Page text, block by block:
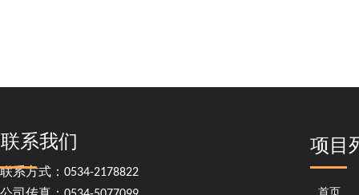
联系方式：0534-2178822
项目
首页
联系我们